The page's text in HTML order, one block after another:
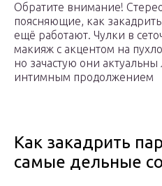
Обратите внимание!
поясняющие, как
ещё работают. Чулки в
макияж с акцентом на
но зачастую они
интимным продолжением
Как закадрить
самые дельные